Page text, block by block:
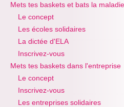
Mets tes baskets et bats la maladie
Le concept
Les écoles solidaires
La dictée d'ELA
Inscrivez-vous
Mets tes baskets dans l'entreprise
Le concept
Inscrivez-vous
Les entreprises solidaires